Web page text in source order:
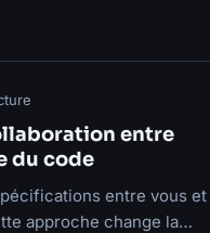
entre
du code
entre vous et
approche change la